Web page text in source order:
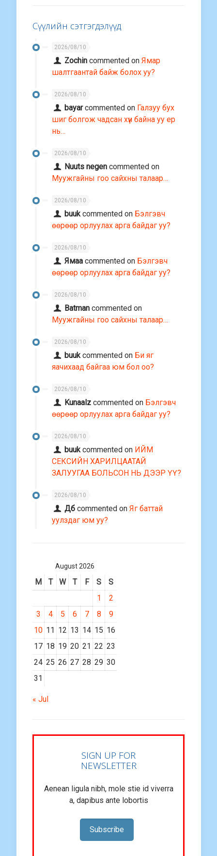
Сүүлийн сэтгэгдэлүүд
2026/08/10
Zochin commented onЯмар
шалтгаантай байж болох уу?
2026/08/10
bayarcommented on Галзуу бух
шиг болгож чадсан хүн байна уу ер
нь…
2026/08/10
Nuuts negen commented on
Муужгайны гоо сайхны талаар…
2026/08/10
buukcommented on Бэлгэвч
өөрөөр орлуулах арга байдаг уу?
2026/08/10
Ямаа commented on Бэлгэвч
өөрөөр орлуулах арга байдаг уу?
2026/08/10
Batman commented on
Муужгайны гоо сайхны талаар…
2026/08/10
buukcommented on Би яг
яачихаад байгаа юм бол оо?
2026/08/10
Kunaalz commented on Бэлгэвч
өөрөөр орлуулах арга байдаг уу?
2026/08/10
buukcommented on ИЙМ
СЕКСИЙН ХАРИЛЦААТАЙ
ЗАЛУУГАА БОЛЬСОН НЬ ДЭЭР ҮҮ?
2026/08/10
Дб commented onЯг баттай
уулздаг юм уу?
August 2026
M T W T F S
S
1
2
3
4 5 6 7 8
9
10 11 12 13 14 15 16
17 18 19 20 21 22 23
24 25 26 27 28 29 30
31
« Jul
SIGN UP FOR
NEWSLETTER
Aenean ligula nibh, mole stie id viverra
a, dapibus ante lobortis
Subscribe